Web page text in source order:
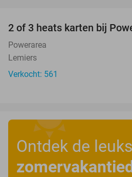
2 of 3 heats karten bij
Powerarea
Lemiers
Verkocht: 561
Ontdek de